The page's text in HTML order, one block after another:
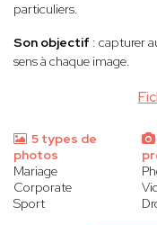
particuliers.
Son objectif : capturer
sens à chaque image.
5 types de
photos
Mariage
Corporate
Sport